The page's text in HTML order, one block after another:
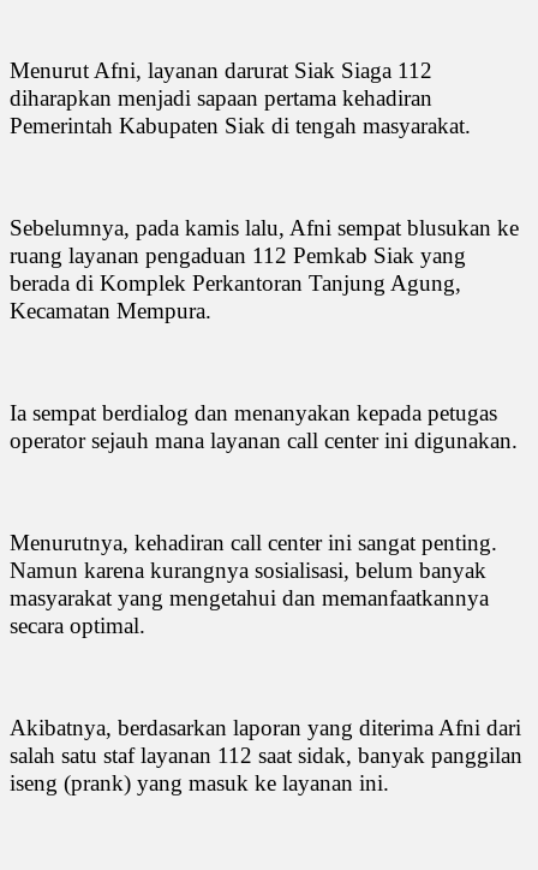
Menurut Afni, layanan darurat Siak Siaga 112
diharapkan menjadi sapaan pertama kehadiran
Pemerintah Kabupaten Siak di tengah masyarakat.
Sebelumnya, pada kamis lalu, Afni sempat blusukan ke
ruang layanan pengaduan 112 Pemkab Siak yang
berada di Komplek Perkantoran Tanjung Agung,
Kecamatan Mempura.
Ia sempat berdialog dan menanyakan kepada petugas
operator sejauh mana layanan call center ini digunakan.
Menurutnya, kehadiran call center ini sangat penting.
Namun karena kurangnya sosialisasi, belum banyak
masyarakat yang mengetahui dan memanfaatkannya
secara optimal.
Akibatnya, berdasarkan laporan yang diterima Afni dari
salah satu staf layanan 112 saat sidak, banyak panggilan
iseng (prank) yang masuk ke layanan ini.